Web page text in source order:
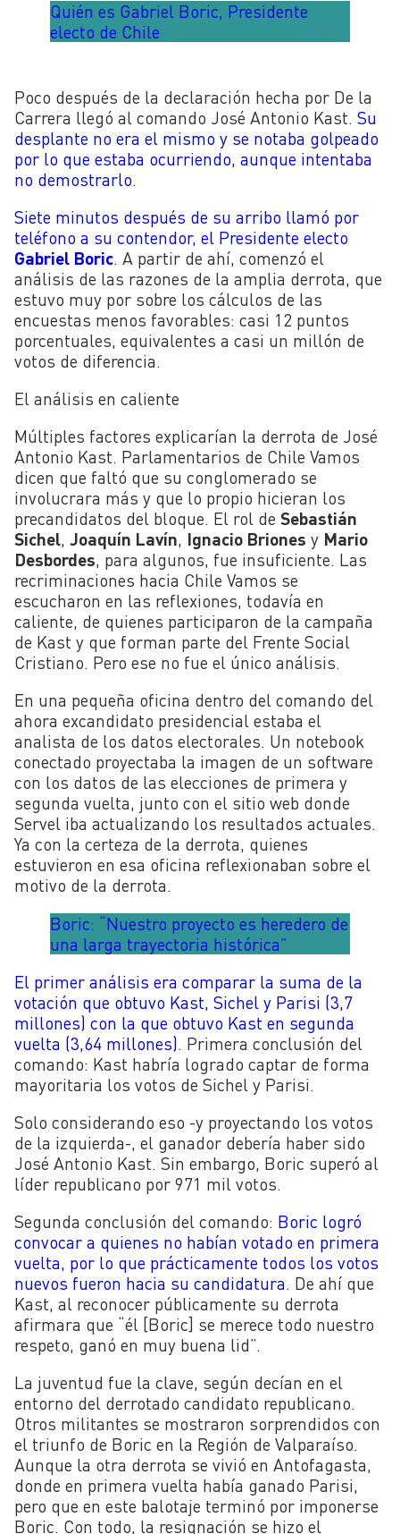
Quién es Gabriel Boric, Presidente
electo de Chile
Poco después de la declaración hecha por De la
Carrera llegó al comando José Antonio Kast. Su
desplante no era el mismo y se notaba golpeado
por lo que estaba ocurriendo, aunque intentaba
no demostrarlo.
Siete minutos después de su arribo llamó por
teléfono a su contendor, el Presidente electo
Gabriel Boric. A partir de ahí, comenzó el
análisis de las razones de la amplia derrota, que
estuvo muy por sobre los cálculos de las
encuestas menos favorables: casi 12 puntos
porcentuales, equivalentes a casi un millón de
votos de diferencia.
El análisis en caliente
Múltiples factores explicarían la derrota de José
Antonio Kast. Parlamentarios de Chile Vamos
dicen que faltó que su conglomerado se
involucrara más y que lo propio hicieran los
precandidatos del bloque. El rol de Sebastián
Sichel, Joaquín Lavín, Ignacio Briones y Mario
Desbordes, para algunos, fue insuficiente. Las
recriminaciones hacia Chile Vamos se
escucharon en las reflexiones, todavía en
caliente, de quienes participaron de la campaña
de Kast y que forman parte del Frente Social
Cristiano. Pero ese no fue el único análisis.
En una pequeña oficina dentro del comando del
ahora excandidato presidencial estaba el
analista de los datos electorales. Un notebook
conectado proyectaba la imagen de un software
con los datos de las elecciones de primera y
segunda vuelta, junto con el sitio web donde
Servel iba actualizando los resultados actuales.
Ya con la certeza de la derrota, quienes
estuvieron en esa oficina reflexionaban sobre el
motivo de la derrota.
Boric: “Nuestro proyecto es heredero de
una larga trayectoria histórica”
El primer análisis era comparar la suma de la
votación que obtuvo Kast, Sichel y Parisi (3,7
millones) con la que obtuvo Kast en segunda
vuelta (3,64 millones). Primera conclusión del
comando: Kast habría logrado captar de forma
mayoritaria los votos de Sichel y Parisi.
Solo considerando eso -y proyectando los votos
de la izquierda-, el ganador debería haber sido
José Antonio Kast. Sin embargo, Boric superó al
líder republicano por 971 mil votos.
Segunda conclusión del comando: Boric logró
convocar a quienes no habían votado en primera
vuelta, por lo que prácticamente todos los votos
nuevos fueron hacia su candidatura. De ahí que
Kast, al reconocer públicamente su derrota
afirmara que “él [Boric] se merece todo nuestro
respeto, ganó en muy buena lid”.
La juventud fue la clave, según decían en el
entorno del derrotado candidato republicano.
Otros militantes se mostraron sorprendidos con
el triunfo de Boric en la Región de Valparaíso.
Aunque la otra derrota se vivió en Antofagasta,
donde en primera vuelta había ganado Parisi,
pero que en este balotaje terminó por imponerse
Boric. Con todo, la resignación se hizo el